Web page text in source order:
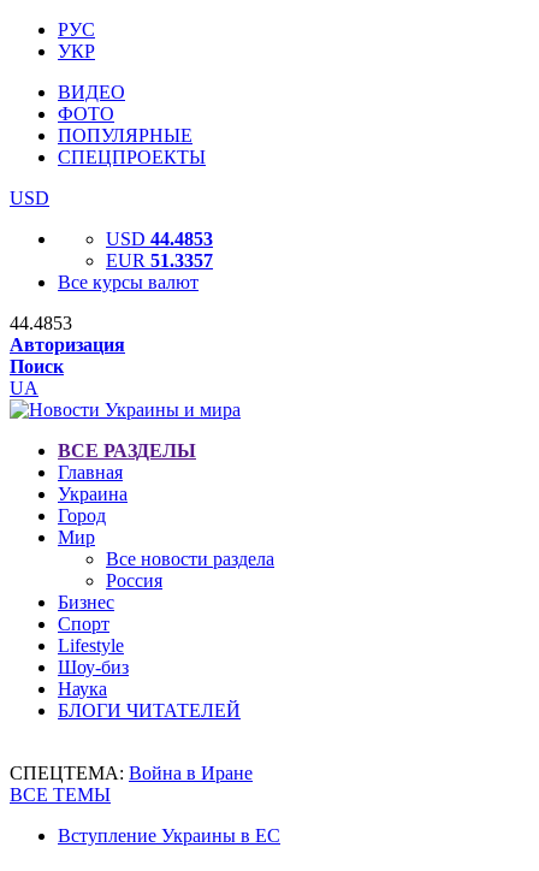
РУС
УКР
ВИДЕО
ФОТО
ПОПУЛЯРНЫЕ
СПЕЦПРОЕКТЫ
USD
USD 44.4853
EUR 51.3357
Все курсы валют
44.4853
Авторизация
Поиск
UA
ВСЕ РАЗДЕЛЫ
Главная
Украина
Город
Мир
Все новости раздела
Россия
Бизнес
Спорт
Lifestyle
Шоу-биз
Наука
БЛОГИ ЧИТАТЕЛЕЙ
СПЕЦТЕМА: Война в Иране
ВСЕ ТЕМЫ
Вступление Украины в ЕС